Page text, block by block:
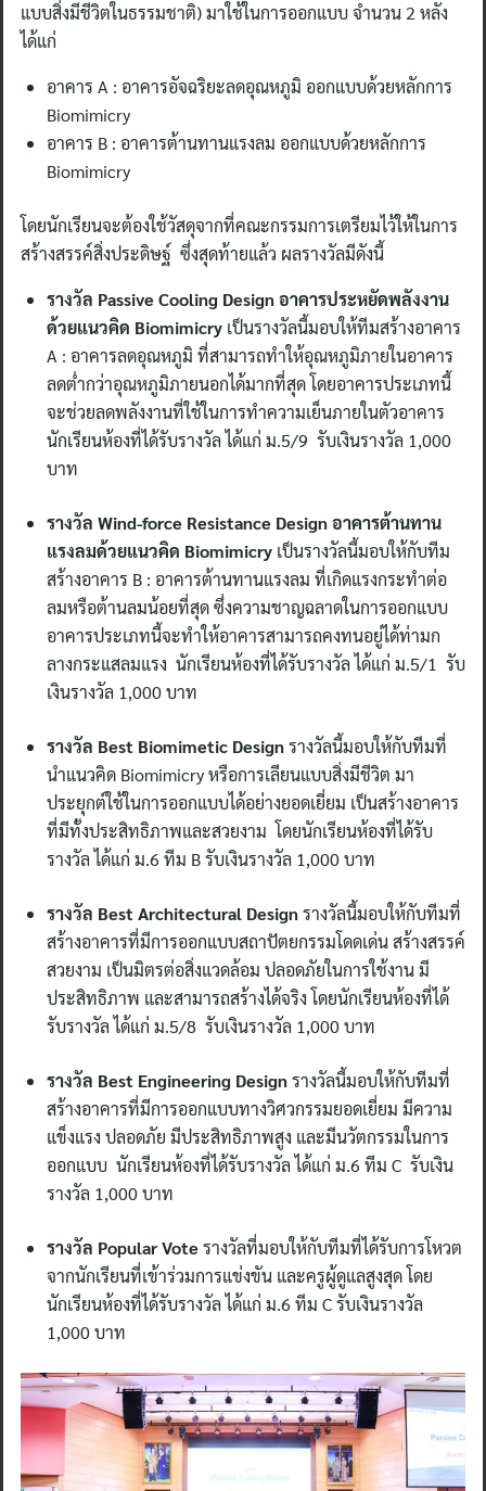
แบบสิ่งมีชีวิตในธรรมชาติ) มาใช้ในการออกแบบ จำนวน 2 หลัง
ได้แก่
อาคาร A : อาคารอัจฉริยะลดอุณหภูมิ ออกแบบด้วยหลักการ
Biomimicry
อาคาร B : อาคารต้านทานแรงลม ออกแบบด้วยหลักการ
Biomimicry
โดยนักเรียนจะต้องใช้วัสดุจากที่คณะกรรมการเตรียมไว้ให้ในการ
สร้างสรรค์สิ่งประดิษฐ์ ซึ่งสุดท้ายแล้ว ผลรางวัลมีดังนี้
รางวัล Passive Cooling Design อาคารประหยัดพลังงาน
ด้วยแนวคิด Biomimicry เป็นรางวัลนี้มอบให้ทีมสร้างอาคาร
A : อาคารลดอุณหภูมิ ที่สามารถทำให้อุณหภูมิภายในอาคาร
ลดต่ำกว่าอุณหภูมิภายนอกได้มากที่สุด โดยอาคารประเภทนี้
จะช่วยลดพลังงานที่ใช้ในการทำความเย็นภายในตัวอาคาร
นักเรียนห้องที่ได้รับรางวัล ได้แก่ ม.5/9 รับเงินรางวัล 1,000
บาท
รางวัล Wind-force Resistance Design อาคารต้านทาน
แรงลมด้วยแนวคิด Biomimicry เป็นรางวัลนี้มอบให้กับทีม
สร้างอาคาร B : อาคารต้านทานแรงลม ที่เกิดแรงกระทำต่อ
ลมหรือต้านลมน้อยที่สุด ซึ่งความชาญฉลาดในการออกแบบ
อาคารประเภทนี้จะทำให้อาคารสามารถคงทนอยู่ได้ท่ามก
ลางกระแสลมแรง นักเรียนห้องที่ได้รับรางวัล ได้แก่ ม.5/1 รับ
เงินรางวัล 1,000 บาท
รางวัล Best Biomimetic Designรางวัลนี้มอบให้กับทีมที่
นำแนวคิด Biomimicry หรือการเลียนแบบสิ่งมีชีวิต มา
ประยุกต์ใช้ในการออกแบบได้อย่างยอดเยี่ยม เป็นสร้างอาคาร
ที่มีทั้งประสิทธิภาพและสวยงาม โดยนักเรียนห้องที่ได้รับ
รางวัล ได้แก่ ม.6 ทีม B รับเงินรางวัล 1,000 บาท
รางวัล Best Architectural Designรางวัลนี้มอบให้กับทีมที่
สร้างอาคารที่มีการออกแบบสถาปัตยกรรมโดดเด่น สร้างสรรค์
สวยงาม เป็นมิตรต่อสิ่งแวดล้อม ปลอดภัยในการใช้งาน มี
ประสิทธิภาพ และสามารถสร้างได้จริง โดยนักเรียนห้องที่ได้
รับรางวัล ได้แก่ ม.5/8 รับเงินรางวัล 1,000 บาท
รางวัล Best Engineering Designรางวัลนี้มอบให้กับทีมที่
สร้างอาคารที่มีการออกแบบทางวิศวกรรมยอดเยี่ยม มีความ
แข็งแรง ปลอดภัย มีประสิทธิภาพสูง และมีนวัตกรรมในการ
ออกแบบ นักเรียนห้องที่ได้รับรางวัล ได้แก่ ม.6 ทีม C รับเงิน
รางวัล 1,000 บาท
รางวัล Popular Voteรางวัลที่มอบให้กับทีมที่ได้รับการโหวต
จากนักเรียนที่เข้าร่วมการแข่งขัน และครูผู้ดูแลสูงสุด โดย
นักเรียนห้องที่ได้รับรางวัล ได้แก่ ม.6 ทีม C รับเงินรางวัล
1,000 บาท